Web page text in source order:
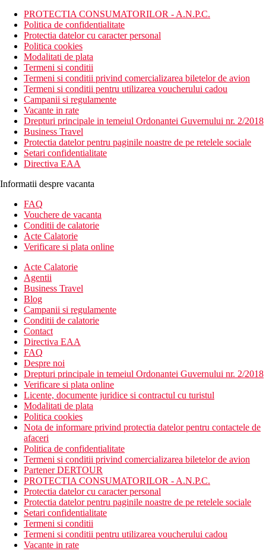
PROTECTIA CONSUMATORILOR - A.N.P.C.
Politica de confidentialitate
Protectia datelor cu caracter personal
Politica cookies
Modalitati de plata
Termeni si conditii
Termeni si conditii privind comercializarea biletelor de avion
Termeni si conditii pentru utilizarea voucherului cadou
Campanii si regulamente
Vacante in rate
Drepturi principale in temeiul Ordonantei Guvernului nr. 2/2018
Business Travel
Protectia datelor pentru paginile noastre de pe retelele sociale
Setari confidentialitate
Directiva EAA
Informatii despre vacanta
FAQ
Vouchere de vacanta
Conditii de calatorie
Acte Calatorie
Verificare si plata online
Acte Calatorie
Agentii
Business Travel
Blog
Campanii si regulamente
Conditii de calatorie
Contact
Directiva EAA
FAQ
Despre noi
Drepturi principale in temeiul Ordonantei Guvernului nr. 2/2018
Verificare si plata online
Licente, documente juridice si contractul cu turistul
Modalitati de plata
Politica cookies
Nota de informare privind protectia datelor pentru contactele de
afaceri
Politica de confidentialitate
Termeni si conditii privind comercializarea biletelor de avion
Partener DERTOUR
PROTECTIA CONSUMATORILOR - A.N.P.C.
Protectia datelor cu caracter personal
Protectia datelor pentru paginile noastre de pe retelele sociale
Setari confidentialitate
Termeni si conditii
Termeni si conditii pentru utilizarea voucherului cadou
Vacante in rate